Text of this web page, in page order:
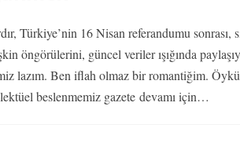
Türkiye’nin 16 Nisan referandumu
öngörülerini, güncel veriler ışığında
lazım. Ben iflah olmaz bir romantiğim.
beslenmemiz gazete devamı için…